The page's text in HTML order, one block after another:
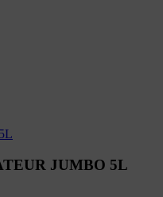
JUMBO 5L